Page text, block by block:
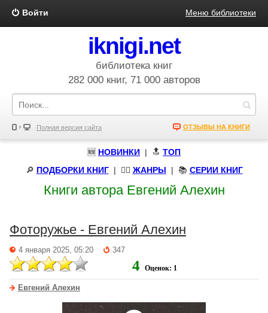
Войти Меню библиотеки
iknigi.net
библиотека книг
282 000 книг, 71 000 авторов
Полная версия сайта ОТЗЫВЫ НА КНИГИ
🆕 НОВИНКИ | 🔝 ТОП
🔎 ПОДБОРКИ КНИГ| 🧝‍♀️ ЖАНРЫ | 📚 СЕРИИ КНИГ
Книги автора Евгений Алехин
Фоторужье - Евгений Алехин
4 января 2025, 05:20 347
4 Оценок: 1
Евгений Алехин